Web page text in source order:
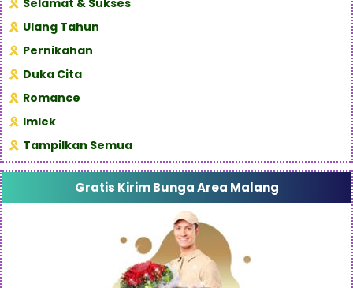
Ulang Tahun
Pernikahan
Duka Cita
Romance
Imlek
Tampilkan Semua
Gratis Kirim Bunga Area Malang